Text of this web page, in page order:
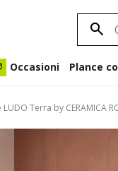
Occasioni Plance
Terra by CERAMICA